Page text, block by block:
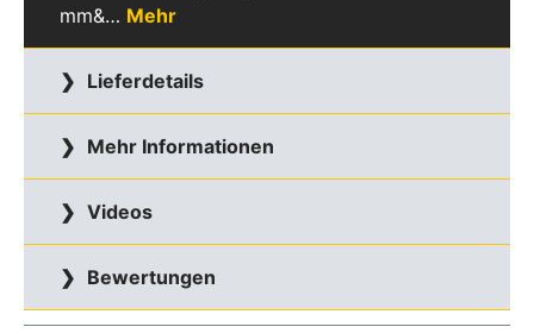
mm&… Mehr
Lieferdetails
Mehr Informationen
Videos
Bewertungen